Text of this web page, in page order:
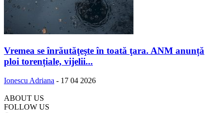
Vremea se înrăutăţeşte în toată ţara. ANM anunță
ploi torențiale, vijelii...
Ionescu Adriana - 17 04 2026
ABOUT US
FOLLOW US